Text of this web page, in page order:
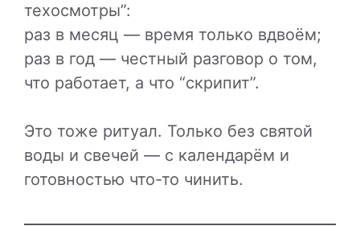
техосмотры”:
раз в месяц — время только вдвоём;
раз в год — честный разговор о том,
что работает, а что “скрипит”.
Это тоже ритуал. Только без святой
воды и свечей — с календарём и
готовностью что-то чинить.